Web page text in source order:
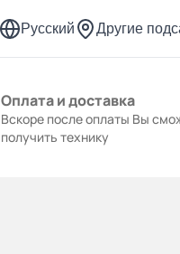
Русский Другие
Оплата и доставка
Вскоре после оплаты Вы
получить технику